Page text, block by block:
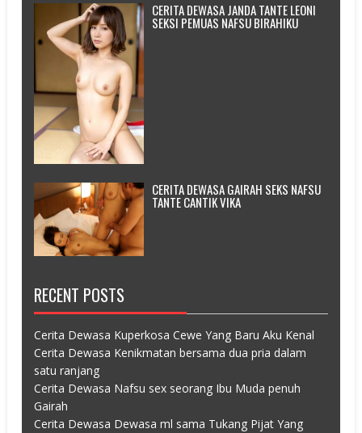
CERITA DEWASA JANDA TANTE LEONI
SEKSI PEMUAS NAFSU BIRAHIKU
CERITA DEWASA GAIRAH SEKS NAFSU
TANTE CANTIK VIKA
RECENT POSTS
Cerita Dewasa Kuperkosa Cewe Yang Baru Aku Kenal
Cerita Dewasa Kenikmatan bersama dua pria dalam
satu ranjang
Cerita Dewasa Nafsu sex seorang Ibu Muda penuh
Gairah
Cerita Dewasa Dewasa ml sama Tukang Pijat Yang